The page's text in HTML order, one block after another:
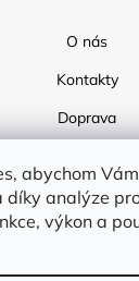
abychom
díky analýze
výkon a
O nás
Kontakty
Doprava